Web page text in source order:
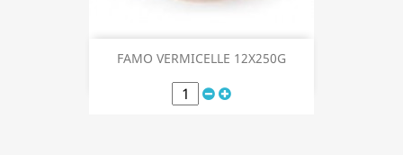
FAMO VERMICELLE 12X250G